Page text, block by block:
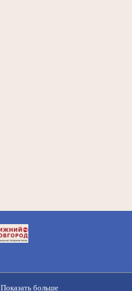
Показать больше